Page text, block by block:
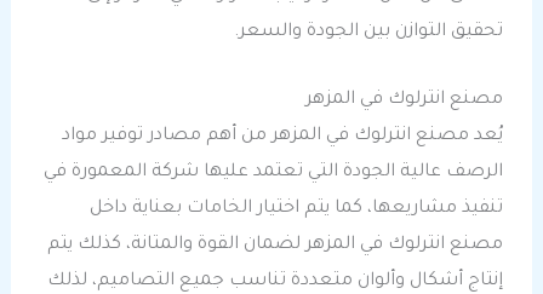
تحقيق التوازن بين الجودة والسعر.
مصنع انترلوك في المزهر
يُعد مصنع انترلوك في المزهر من أهم مصادر توفير مواد
الرصف عالية الجودة التي تعتمد عليها شركة المعمورة في
تنفيذ مشاريعها، كما يتم اختيار الخامات بعناية داخل
مصنع انترلوك في المزهر لضمان القوة والمتانة، كذلك يتم
إنتاج أشكال وألوان متعددة تناسب جميع التصاميم، لذلك